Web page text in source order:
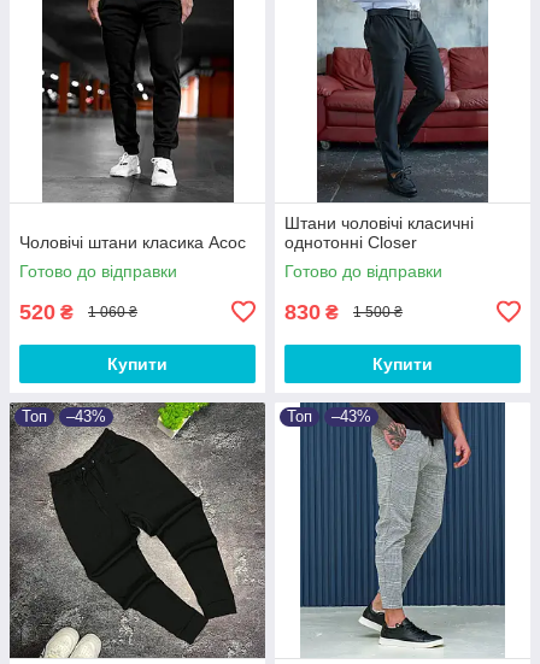
Чоловічі штани класика Асос
Готово до відправки
520 ₴ 1 060 ₴
Купити
Штани чоловічі класичні
однотонні Closer
Готово до відправки
830 ₴ 1 500 ₴
Купити
Топ –43% Топ –43%